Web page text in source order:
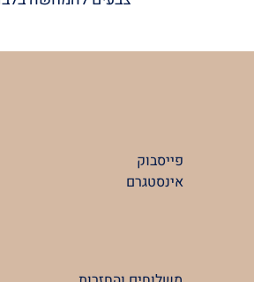
פייסבוק
אינסטגרם